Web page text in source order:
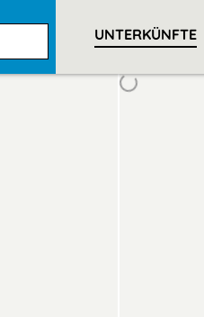
UNTERKÜNFTE